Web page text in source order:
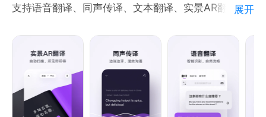
支持语音翻译、同声传译、文本翻译、实景AR翻译等
习、出国旅游、日常交流等需求。
更懂国人语言习惯，采用先进的神经网络机器翻译引擎
NMT，BLEU评测和专业人工评测，翻译自然流畅。
展开